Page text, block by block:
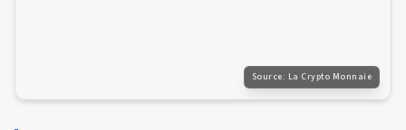
Source: La Crypto Monnaie